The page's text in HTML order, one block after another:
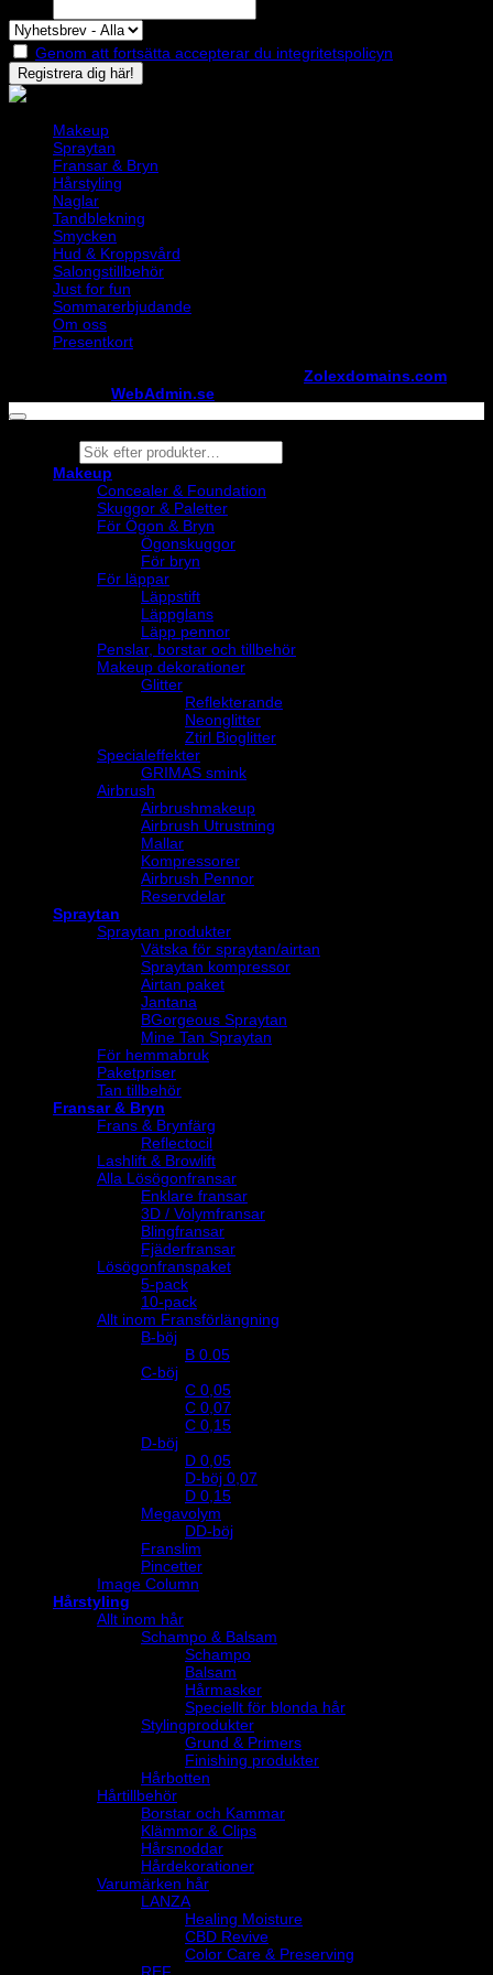
Genom att fortsätta accepterar du integritetspolicyn
Makeup
Spraytan
Fransar & Bryn
Hårstyling
Naglar
Tandblekning
Smycken
Hud & Kroppsvård
Salongstillbehör
Just for fun
Sommarerbjudande
Om oss
Presentkort
Zolexdomains.com
WebAdmin.se
Products
search
Makeup
Concealer & Foundation
Skuggor & Paletter
För Ögon & Bryn
Ögonskuggor
För bryn
För läppar
Läppstift
Läppglans
Läpp pennor
Penslar, borstar och tillbehör
Makeup dekorationer
Glitter
Reflekterande
Neonglitter
Ztirl Bioglitter
Specialeffekter
GRIMAS smink
Airbrush
Airbrushmakeup
Airbrush Utrustning
Mallar
Kompressorer
Airbrush Pennor
Reservdelar
Spraytan
Spraytan produkter
Vätska för spraytan/airtan
Spraytan kompressor
Airtan paket
Jantana
BGorgeous Spraytan
Mine Tan Spraytan
För hemmabruk
Paketpriser
Tan tillbehör
Fransar & Bryn
Frans & Brynfärg
Reflectocil
Lashlift & Browlift
Alla Lösögonfransar
Enklare fransar
3D / Volymfransar
Blingfransar
Fjäderfransar
Lösögonfranspaket
5-pack
10-pack
Allt inom Fransförlängning
B-böj
B 0.05
C-böj
C 0,05
C 0,07
C 0,15
D-böj
D 0,05
D-böj 0,07
D 0,15
Megavolym
DD-böj
Franslim
Pincetter
Image Column
Hårstyling
Allt inom hår
Schampo & Balsam
Schampo
Balsam
Hårmasker
Speciellt för blonda hår
Stylingprodukter
Grund & Primers
Finishing produkter
Hårbotten
Hårtillbehör
Borstar och Kammar
Klämmor & Clips
Hårsnoddar
Hårdekorationer
Varumärken hår
LANZA
Healing Moisture
CBD Revive
Color Care & Preserving